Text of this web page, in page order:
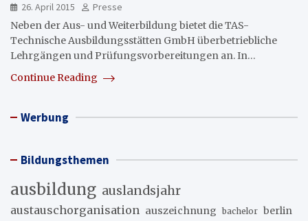
26. April 2015
Presse
Neben der Aus- und Weiterbildung bietet die TAS-
Technische Ausbildungsstätten GmbH überbetriebliche
Lehrgängen und Prüfungsvorbereitungen an. In…
Continue Reading
Werbung
Bildungsthemen
ausbildung auslandsjahr
austauschorganisation auszeichnung bachelor berlin